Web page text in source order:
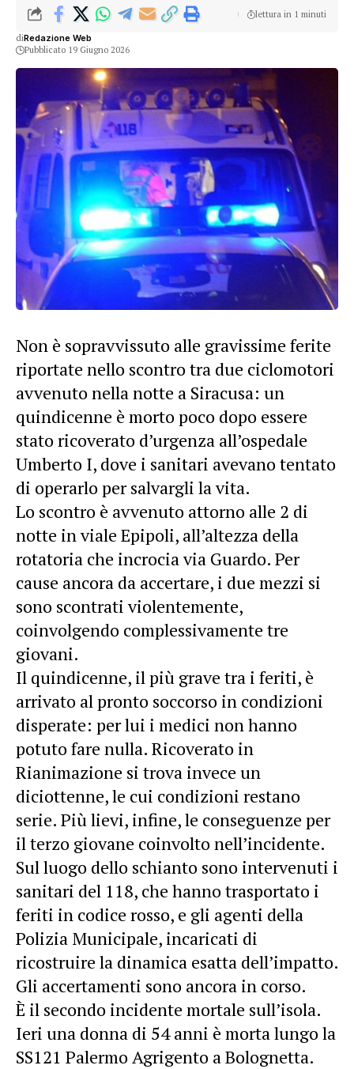
diRedazione Web
Pubblicato 19 Giugno 2026
lettura in 1 minuti
Non è sopravvissuto alle gravissime ferite
riportate nello scontro tra due ciclomotori
avvenuto nella notte a Siracusa: un
quindicenne è morto poco dopo essere
stato ricoverato d’urgenza all’ospedale
Umberto I, dove i sanitari avevano tentato
di operarlo per salvargli la vita.
Lo scontro è avvenuto attorno alle 2 di
notte in viale Epipoli, all’altezza della
rotatoria che incrocia via Guardo. Per
cause ancora da accertare, i due mezzi si
sono scontrati violentemente,
coinvolgendo complessivamente tre
giovani.
Il quindicenne, il più grave tra i feriti, è
arrivato al pronto soccorso in condizioni
disperate: per lui i medici non hanno
potuto fare nulla. Ricoverato in
Rianimazione si trova invece un
diciottenne, le cui condizioni restano
serie. Più lievi, infine, le conseguenze per
il terzo giovane coinvolto nell’incidente.
Sul luogo dello schianto sono intervenuti i
sanitari del 118, che hanno trasportato i
feriti in codice rosso, e gli agenti della
Polizia Municipale, incaricati di
ricostruire la dinamica esatta dell’impatto.
Gli accertamenti sono ancora in corso.
È il secondo incidente mortale sull’isola.
Ieri una donna di 54 anni è morta lungo la
SS121 Palermo Agrigento aBolognetta.